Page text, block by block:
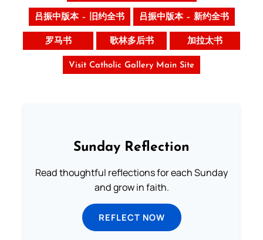
吕振中版本 – 旧约全书 吕振中版本 – 新约全书
罗马书 歌林多后书 加拉太书
Visit Catholic Gallery Main Site
Sunday Reflection
Read thoughtful reflections for each Sunday
and grow in faith.
REFLECT NOW